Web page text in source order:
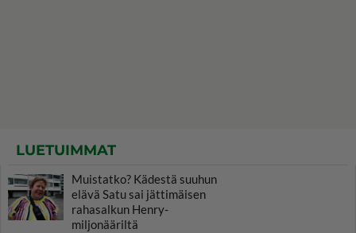
LUETUIMMAT
Muistatko? Kädestä suuhun
elävä Satu sai jättimäisen
rahasalkun Henry-
miljonääriltä